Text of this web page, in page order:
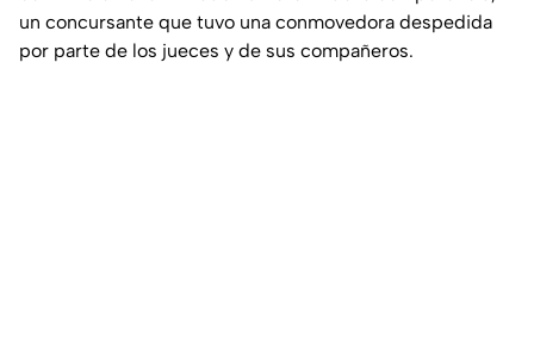
un concursante que tuvo una conmovedora despedida
por parte de los jueces y de sus compañeros.